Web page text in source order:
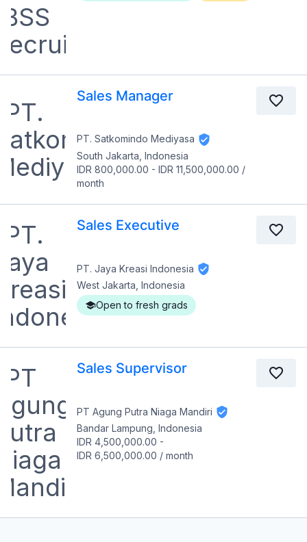
Sales Manager
PT. Satkomindo Mediyasa
South Jakarta, Indonesia
IDR 800,000.00 - IDR 11,500,000.00 /
month
Sales Executive
PT. Jaya Kreasi Indonesia
West Jakarta, Indonesia
Open to fresh grads
Sales Supervisor
PT Agung Putra Niaga Mandiri
Bandar Lampung, Indonesia
IDR 4,500,000.00 -
IDR 6,500,000.00 / month